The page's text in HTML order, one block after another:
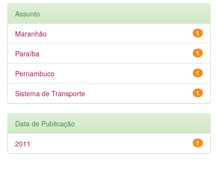
Assunto
1
Maranhão
1
Paraíba
1
Pernambuco
1
Sistema de Transporte
Data de Publicação
1
2011